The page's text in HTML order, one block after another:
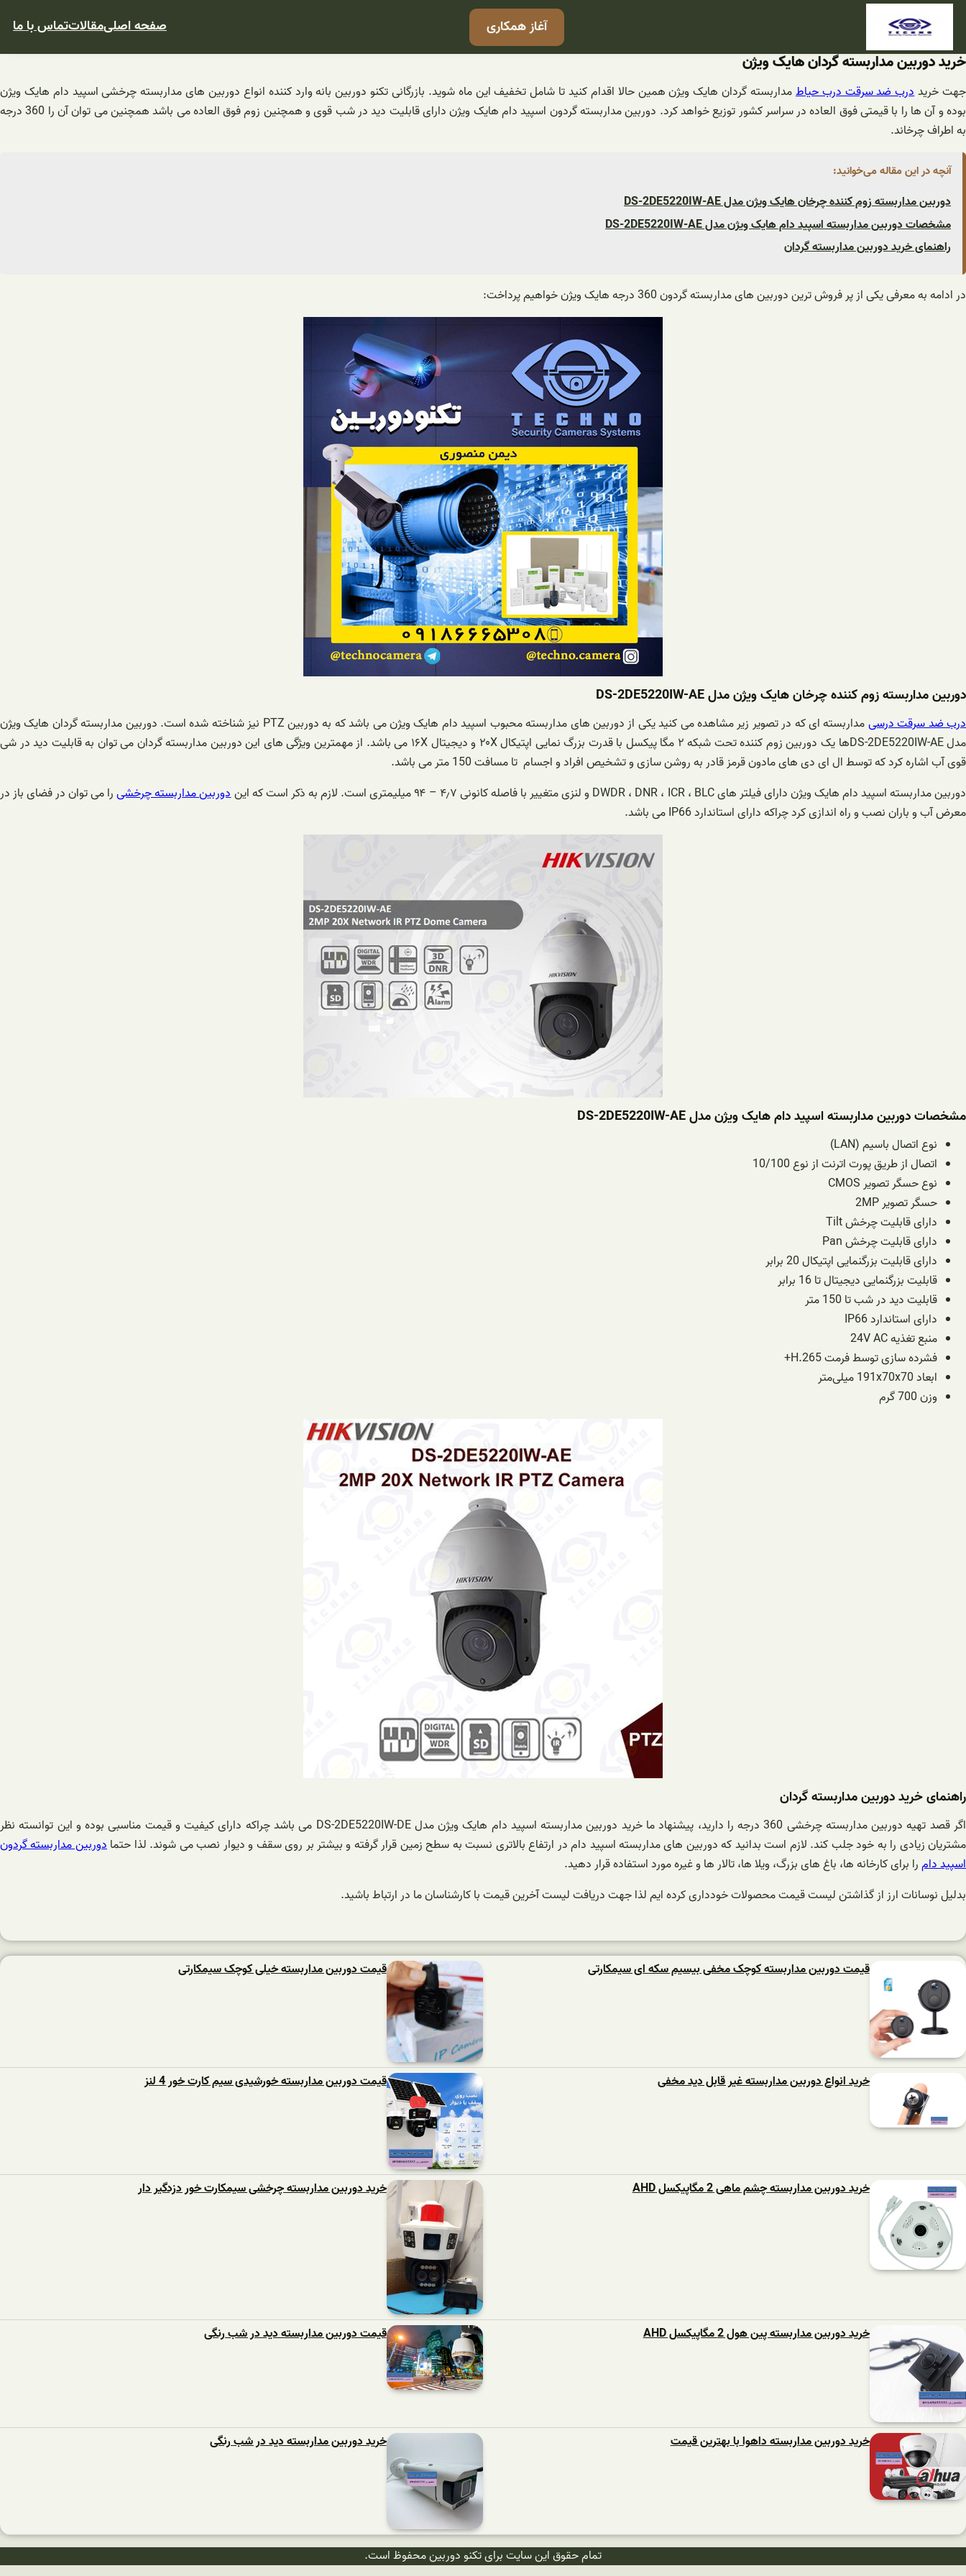
رفتن
آغاز همکاری صفحه اصلیمقالاتتماس با ما
خرید دوربین مداربسته گردان هایک ویژن
جهت خریددرب ضد سرقت درب حیاطمداربسته گردان هایک ویژن همین حالا اقدام کنید تا شامل تخفیف این ماه شوید. بازرگانی تکنو دوربین بانه وارد کننده انواع دوربین های مداربسته چرخشی اسپید دام هایک ویژن
بوده و آن ها را با قیمتی فوق العاده در سراسر کشور توزیع خواهد کرد. دوربین مداربسته گردون اسپید دام هایک ویژن دارای قابلیت دید در شب قوی و همچنین زوم فوق العاده می باشد همچنین می توان آن را 360 درجه
به اطراف چرخاند.
آنچه در این مقاله می‌خوانید:
دوربین مداربسته زوم کننده چرخان هایک ویژن مدل DS-2DE5220IW-AE
مشخصات دوربین مداربسته اسپید دام هایک ویژن مدل DS-2DE5220IW-AE
راهنمای خرید دوربین مداربسته گردان
در ادامه به معرفی یکی از پر فروش ترین دوربین های مداربسته گردون 360 درجه هایک ویژن خواهیم پرداخت:
دوربین مداربسته زوم کننده چرخان هایک ویژن مدل DS-2DE5220IW-AE
درب ضد سرقت درسی
مداربسته ای که در تصویر زیر مشاهده می کنید یکی از دوربین های مداربسته محبوب اسپید دام هایک ویژن می باشد که به دوربین PTZ نیز شناخته شده است. دوربین مداربسته گردان هایک ویژن
مدل DS-2DE5220IW-AEها یک دوربین زوم کننده تحت شبکه ۲ مگا پیکسل با قدرت بزرگ نمایی اپتیکال ۲۰X و دیجیتال ۱۶X می باشد. از مهمترین ویژگی های این دوربین مداربسته گردان می توان به قابلیت دید در شی
قوی آب اشاره کرد که توسط ال ای دی های مادون قرمز قادر به روشن سازی و تشخیص افراد و اجسام تا مسافت 150 متر می باشد.
دوربین مداربسته اسپید دام هایک ویژن دارای فیلتر های DWDR ، DNR ، ICR ، BLC و لنزی متغییر با فاصله کانونی ۴٫۷ – ۹۴ میلیمتری است. لازم به ذکر است که این
دوربین مداربسته چرخشیرا می توان در فضای باز در
معرض آب و باران نصب و راه اندازی کرد چراکه دارای استاندارد IP66 می باشد.
مشخصات دوربین مداربسته اسپید دام هایک ویژن مدل DS-2DE5220IW-AE
نوع اتصالباسیم (LAN)
اتصال از طریق پورت اترنت از نوع 10/100
نوع حسگر تصویرCMOS
حسگر تصویر2MP
دارای قابلیت چرخش Tilt
دارای قابلیت چرخش Pan
دارای قابلیت بزرگنمایی اپتیکال 20 برابر
قابلیت بزرگنمایی دیجیتال تا 16 برابر
قابلیت دید در شب تا 150 متر
دارای استانداردIP66
منبع تغذیه24V AC
فشرده سازی توسط فرمتH.265+
ابعاد191x70x70 میلی‌متر
وزن700 گرم
راهنمای خرید دوربین مداربسته گردان
اگر قصد تهیه دوربین مداربسته چرخشی 360 درجه را دارید، پیشنهاد ما خرید دوربین مداربسته اسپید دام هایک ویژن مدل DS-2DE5220IW-DE می باشد چراکه دارای کیفیت و قیمت مناسبی بوده و این توانسته نظر
مشتریان زیادی را به خود جلب کند. لازم است بدانید که دوربین های مداربسته اسپید دام در ارتفاع بالاتری نسبت به سطح زمین قرار گرفته و بیشتر بر روی سقف و دیوار نصب می شوند. لذا حتمادوربین مداربسته گردون
اسپید دامرا برای کارخانه ها، باغ های بزرگ، ویلا ها، تالار ها و غیره مورد استفاده قرار دهید.
بدلیل نوسانات ارز از گذاشتن لیست قیمت محصولات خودداری کرده ایم لذا جهت دریافت لیست آخرین قیمت با کارشناسان ما در ارتباط باشید.
قیمت دوربین مداربسته کوچک مخفی بیسیم سکه ای سیمکارتی قیمت دوربین مداربسته خیلی کوچک سیمکارتی
خرید انواع دوربین مداربسته غیر قابل دید مخفی قیمت دوربین مداربسته خورشیدی سیم کارت خور 4 لنز
خرید دوربین مداربسته چشم ماهی 2 مگاپیکسل AHD خرید دوربین مداربسته چرخشی سیمکارت خور دزدگیر دار
خرید دوربین مداربسته پین هول 2 مگاپیکسل AHD قیمت دوربین مداربسته دید در شب رنگی
خرید دوربین مداربسته داهوا با بهترین قیمت خرید دوربین مداربسته دید در شب رنگی
تمام حقوق این سایت برای تکنو دوربین محفوظ است.